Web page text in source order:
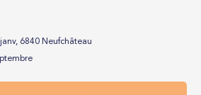
6840 Neufchâteau